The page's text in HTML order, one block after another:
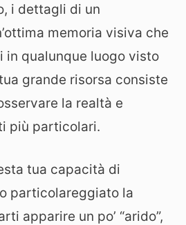
i dettagli di un
memoria visiva che
in qualunque luogo visto
grande risorsa consiste
la realtà e
più particolari.
tua capacità di
particolareggiato la
apparire un po’ “arido”,